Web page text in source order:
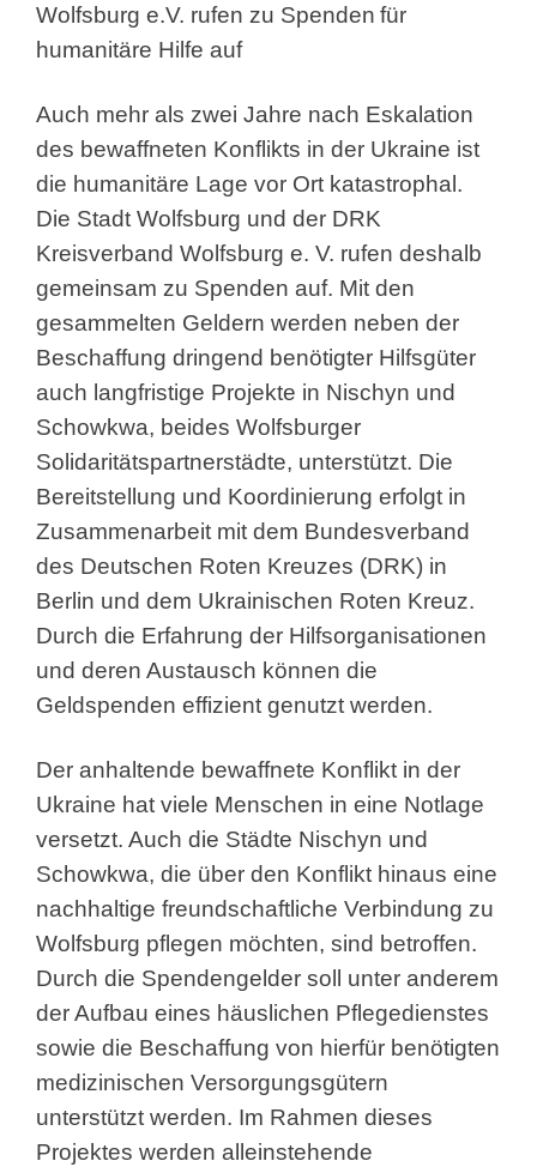
Wolfsburg e.V. rufen zu Spenden für
humanitäre Hilfe auf
Auch mehr als zwei Jahre nach Eskalation
des bewaffneten Konflikts in der Ukraine ist
die humanitäre Lage vor Ort katastrophal.
Die Stadt Wolfsburg und der DRK
Kreisverband Wolfsburg e. V. rufen deshalb
gemeinsam zu Spenden auf. Mit den
gesammelten Geldern werden neben der
Beschaffung dringend benötigter Hilfsgüter
auch langfristige Projekte in Nischyn und
Schowkwa, beides Wolfsburger
Solidaritätspartnerstädte, unterstützt. Die
Bereitstellung und Koordinierung erfolgt in
Zusammenarbeit mit dem Bundesverband
des Deutschen Roten Kreuzes (DRK) in
Berlin und dem Ukrainischen Roten Kreuz.
Durch die Erfahrung der Hilfsorganisationen
und deren Austausch können die
Geldspenden effizient genutzt werden.
Der anhaltende bewaffnete Konflikt in der
Ukraine hat viele Menschen in eine Notlage
versetzt. Auch die Städte Nischyn und
Schowkwa, die über den Konflikt hinaus eine
nachhaltige freundschaftliche Verbindung zu
Wolfsburg pflegen möchten, sind betroffen.
Durch die Spendengelder soll unter anderem
der Aufbau eines häuslichen Pflegedienstes
sowie die Beschaffung von hierfür benötigten
medizinischen Versorgungsgütern
unterstützt werden. Im Rahmen dieses
Projektes werden alleinstehende